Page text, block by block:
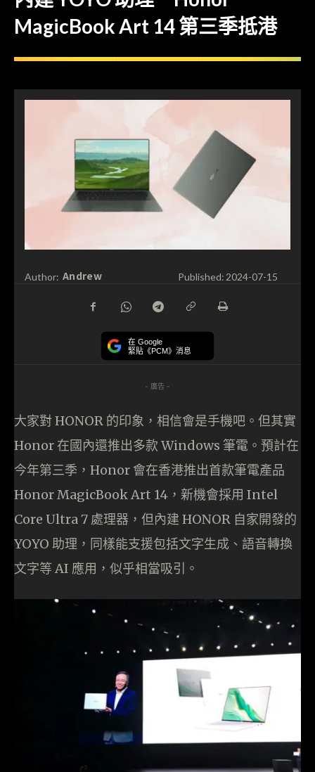
MagicBook Art 14 第三季抵港
Author: Andrew Published: 2024-07-15
在 Google
緊貼《PCM》消息
- 廣告 -
大家對 HONOR 的印象，相信會是手機吧。但其實
Honor 在國內還推出多款 Windows 筆電。預計在
今年第三季，Honor 會在香港推出首款筆電產品
Honor MagicBook Art 14，新機會採用 Intel
Core Ultra 7 處理器，但內建 HONOR 自家開發的
YOYO 助理，同樣能支援包括文字生成、語音轉換
文字等 AI 應用，似乎相當吸引。